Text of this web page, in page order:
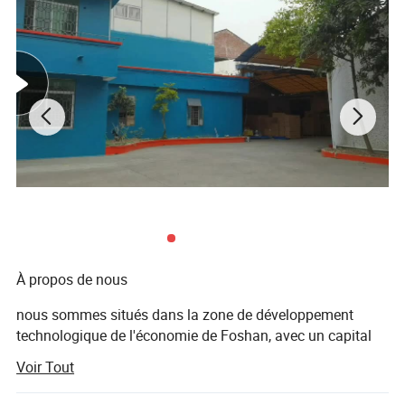
À propos de nous
nous sommes situés dans la zone de développement
technologique de l'économie de Foshan, avec un capital
est avec des installations de 10, 000 mètres carrés. Nous
couvrons plusieurs catégories d'activités principales :
Voir Tout